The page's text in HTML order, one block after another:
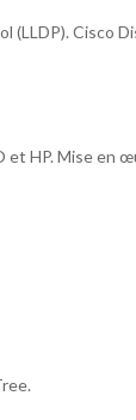
(LLDP). Cisco
et HP. Mise en